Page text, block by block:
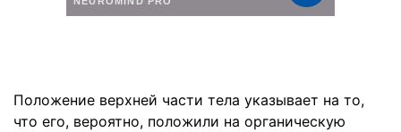
Положение верхней части тела указывает на то,
что его, вероятно, положили на органическую